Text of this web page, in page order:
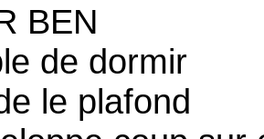
BEN
de dormir
le plafond